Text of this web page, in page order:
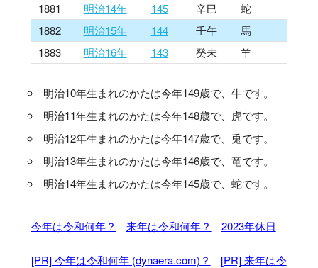
1881
明治14年 145 辛巳
蛇
1882
明治15年 144 壬午
馬
1883
明治16年 143 癸未 羊
明治10年生まれのかたは今年149歳で、牛です。
明治11年生まれのかたは今年148歳で、虎です。
明治12年生まれのかたは今年147歳で、兎です。
明治13年生まれのかたは今年146歳で、竜です。
明治14年生まれのかたは今年145歳で、蛇です。
今年は令和何年？ 来年は令和何年？ 2023年休日
[PR] 今年は令和何年 (dynaera.com)？ [PR] 来年は令